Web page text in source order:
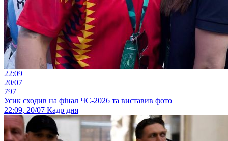
22:09
20/07
797
Усик сходив на фінал ЧС-2026 та виставив фото
22:09, 20/07 Кадр дня